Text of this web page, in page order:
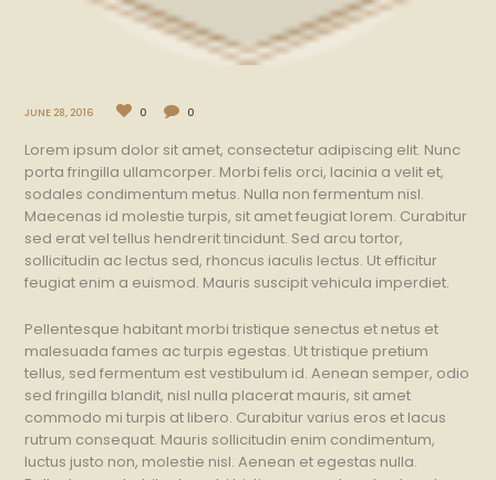
JUNE 28, 2016 0 0
Lorem ipsum dolor sit amet, consectetur adipiscing elit. Nunc
porta fringilla ullamcorper. Morbi felis orci, lacinia a velit et,
sodales condimentum metus. Nulla non fermentum nisl.
Maecenas id molestie turpis, sit amet feugiat lorem. Curabitur
sed erat vel tellus hendrerit tincidunt. Sed arcu tortor,
sollicitudin ac lectus sed, rhoncus iaculis lectus. Ut efficitur
feugiat enim a euismod. Mauris suscipit vehicula imperdiet.
Pellentesque habitant morbi tristique senectus et netus et
malesuada fames ac turpis egestas. Ut tristique pretium
tellus, sed fermentum est vestibulum id. Aenean semper, odio
sed fringilla blandit, nisl nulla placerat mauris, sit amet
commodo mi turpis at libero. Curabitur varius eros et lacus
rutrum consequat. Mauris sollicitudin enim condimentum,
luctus justo non, molestie nisl. Aenean et egestas nulla.